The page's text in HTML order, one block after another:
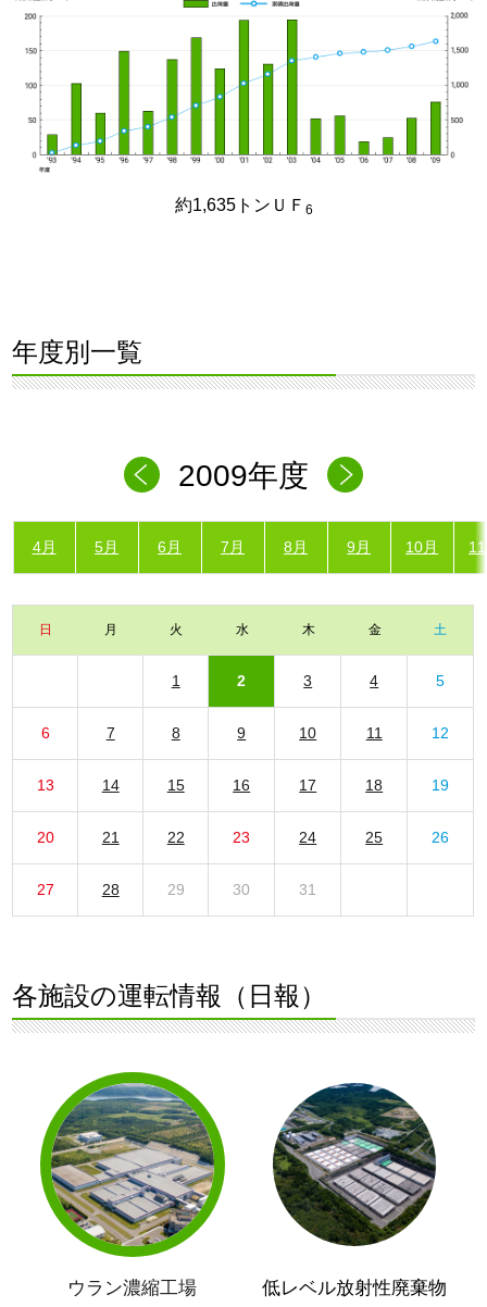
約1,635トンＵＦ 6
年度別一覧
2009年度
4月 5月 6月 7月 8月 9月 10月
日 月 火 水 木 金 土
1 2 3 4 5
6 7 8 9 10 11 12
13 14 15 16 17 18 19
20 21 22 23 24 25 26
27 28 29 30 31
各施設の運転情報（日報）
ウラン濃縮工場
低レベル放射性廃棄物